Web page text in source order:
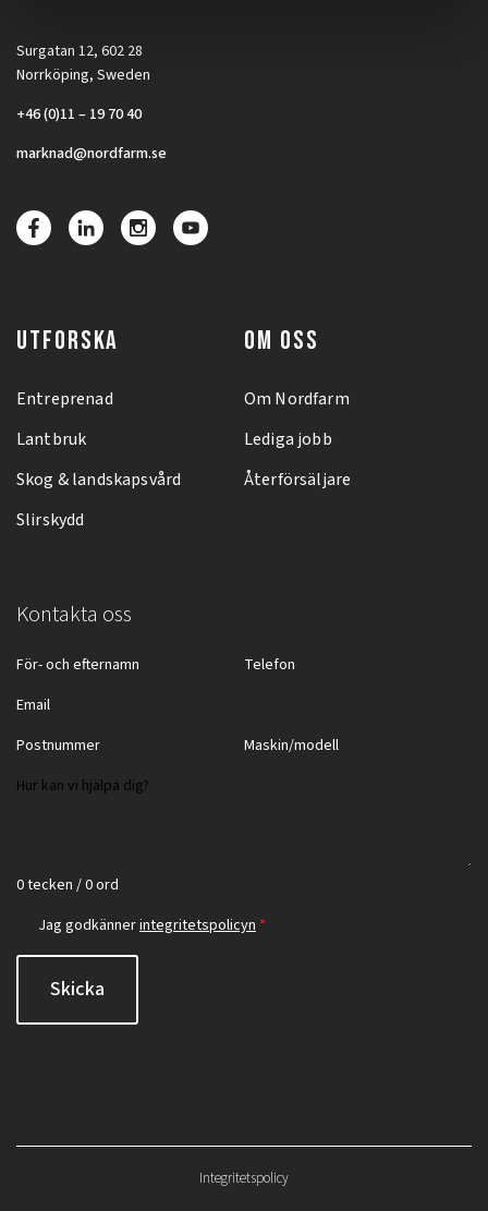
Surgatan 12, 602 28
Norrköping, Sweden
+46 (0)11 – 19 70 40
marknad@nordfarm.se
UTFORSKA
Entreprenad
Lantbruk
Skog & landskapsvård
Slirskydd
OM OSS
Om Nordfarm
Lediga jobb
Återförsäljare
Kontakta oss
0 tecken / 0 ord
Jag godkännerintegritetspolicyn *
Skicka
Integritetspolicy